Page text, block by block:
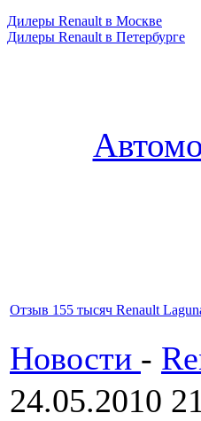
Дилеры Renault в Москве
Дилеры Renault в Петербурге
Отзыв 155 тысяч Renault
Новости -
24.05.2010